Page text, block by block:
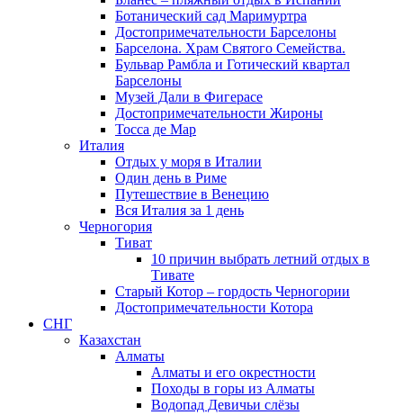
Ботанический сад Маримуртра
Достопримечательности Барселоны
Барселона. Храм Святого Семейства.
Бульвар Рамбла и Готический квартал
Барселоны
Музей Дали в Фигерасе
Достопримечательности Жироны
Тосса де Мар
Италия
Отдых у моря в Италии
Один день в Риме
Путешествие в Венецию
Вся Италия за 1 день
Черногория
Тиват
10 причин выбрать летний отдых в
Тивате
Старый Котор – гордость Черногории
Достопримечательности Котора
СНГ
Казахстан
Алматы
Алматы и его окрестности
Походы в горы из Алматы
Водопад Девичьи слёзы